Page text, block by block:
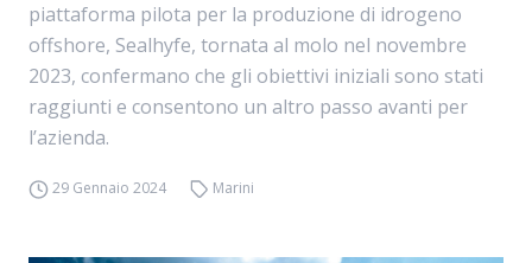
piattaforma pilota per la produzione di idrogeno
offshore, Sealhyfe, tornata al molo nel novembre
2023, confermano che gli obiettivi iniziali sono stati
raggiunti e consentono un altro passo avanti per
l’azienda.
29 Gennaio 2024 Marini